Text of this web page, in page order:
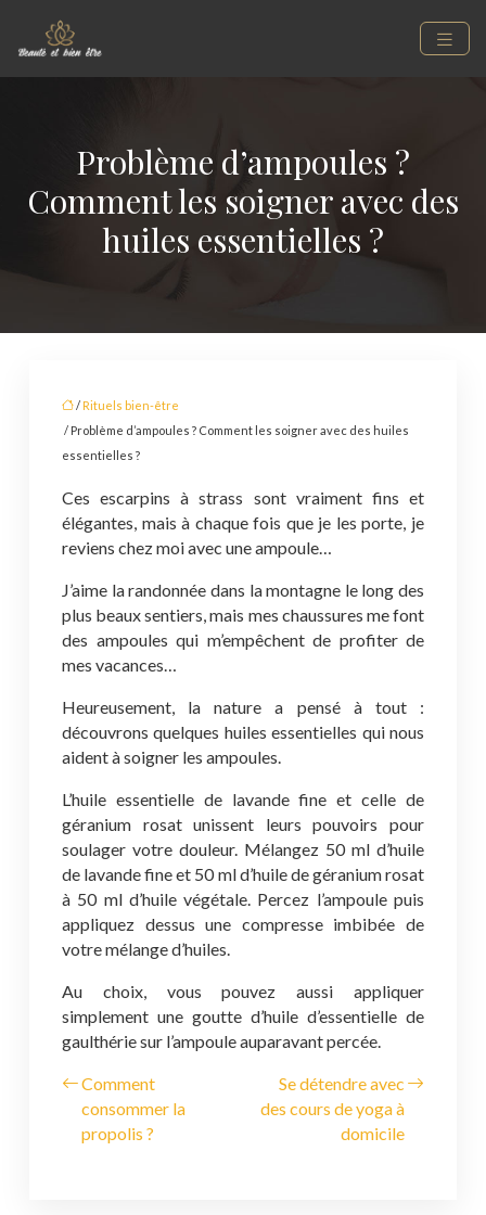
Problème d’ampoules ?
Comment les soigner avec des
huiles essentielles ?
/ Rituels bien-être
/ Problème d’ampoules ? Comment les soigner avec des huiles
essentielles ?
Ces escarpins à strass sont vraiment fins et
élégantes, mais à chaque fois que je les porte, je
reviens chez moi avec une ampoule…
J’aime la randonnée dans la montagne le long des
plus beaux sentiers, mais mes chaussures me font
des ampoules qui m’empêchent de profiter de
mes vacances…
Heureusement, la nature a pensé à tout :
découvrons quelques huiles essentielles qui nous
aident à soigner les ampoules.
L’huile essentielle de lavande fine et celle de
géranium rosat unissent leurs pouvoirs pour
soulager votre douleur. Mélangez 50 ml d’huile
de lavande fine et 50 ml d’huile de géranium rosat
à 50 ml d’huile végétale. Percez l’ampoule puis
appliquez dessus une compresse imbibée de
votre mélange d’huiles.
Au choix, vous pouvez aussi appliquer
simplement une goutte d’huile d’essentielle de
gaulthérie sur l’ampoule auparavant percée.
Comment
consommer la
propolis ?
Se détendre avec
des cours de yoga à
domicile